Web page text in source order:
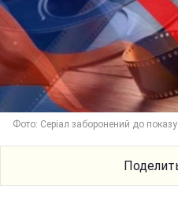
Фото: Серіал заборонений до